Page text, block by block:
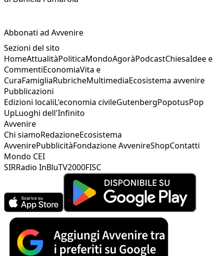
Abbonati ad Avvenire
Sezioni del sito
HomeAttualitàPoliticaMondoAgoràPodcastChiesaIdee e
CommentiEconomiaVita e
CuraFamigliaRubricheMultimediaEcosistema avvenire
Pubblicazioni
Edizioni localiL'economia civileGutenbergPopotusPop
UpLuoghi dell'Infinito
Avvenire
Chi siamoRedazioneEcosistema
AvvenirePubblicitàFondazione AvvenireShopContatti
Mondo CEI
SIRRadio InBluTV2000FISC